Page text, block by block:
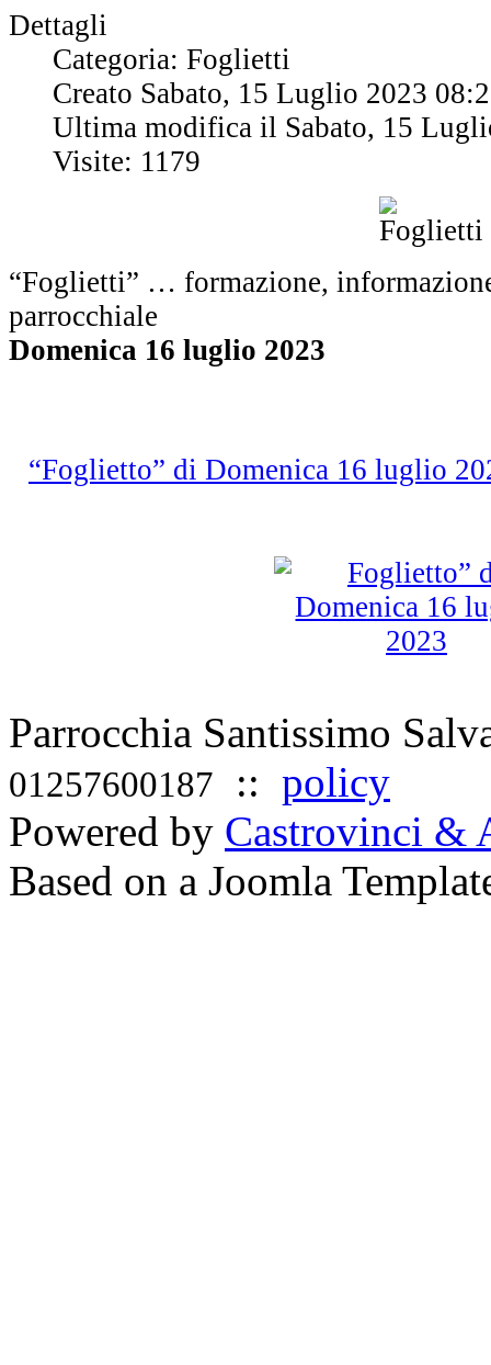
Dettagli
Categoria: Foglietti
Creato Sabato, 15 Luglio 2023
Ultima modifica il Sabato, 15
Visite: 1179
“Foglietti” … formazione,
parrocchiale
Domenica 16 luglio 2023
“Foglietto” di Domenica 16 luglio
Parrocchia Santissimo
01257600187 :: policy
Powered by Castrovinci &
Based on a Joomla